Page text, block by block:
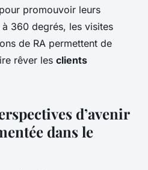
promouvoir leurs
360 degrés, les visites
de RA permettent de
rêver les clients
d’avenir
dans le